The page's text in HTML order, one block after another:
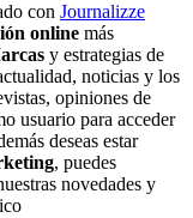
con Journalizze
online más
y estrategias de
noticias y los
opiniones de
usuario para acceder
deseas estar
, puedes
novedades y